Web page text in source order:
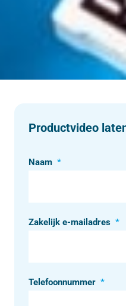
Productvideo
Naam *
Zakelijk e-mailadres *
Telefoonnummer *